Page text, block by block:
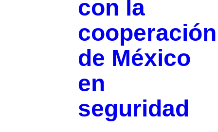
con la
cooperación
de México
en
seguridad